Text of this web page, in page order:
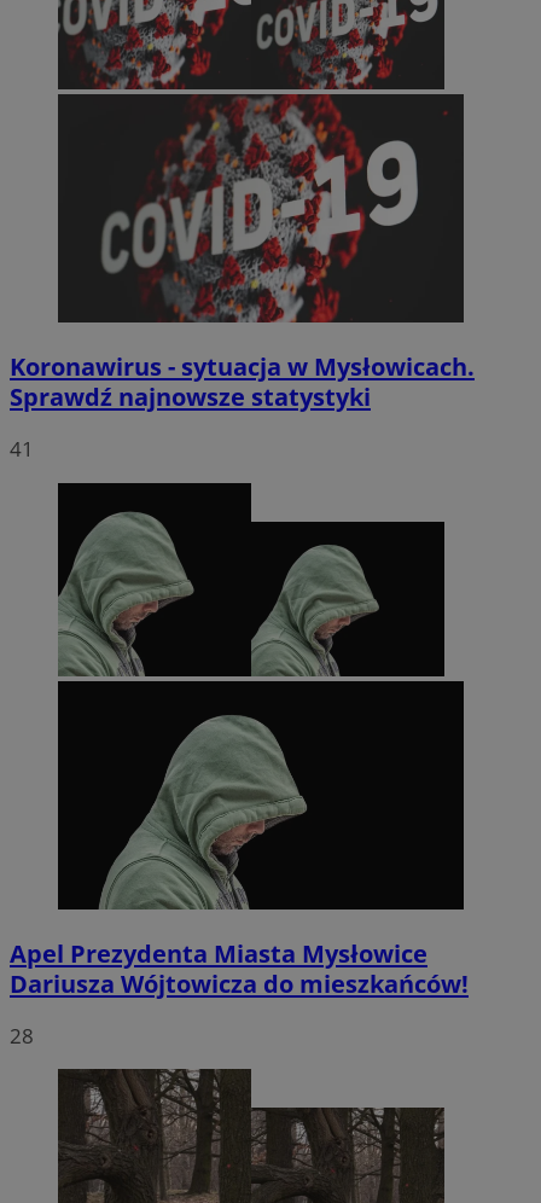
Koronawirus - sytuacja w Mysłowicach.
Sprawdź najnowsze statystyki
41
Apel Prezydenta Miasta Mysłowice
Dariusza Wójtowicza do mieszkańców!
28